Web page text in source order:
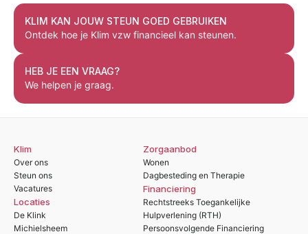
KLIM KAN JOUW STEUN GOED GEBRUIKEN
Ontdek hoe je Klim vzw financieel kan steunen.
HEB JE EEN VRAAG?
We helpen je graag.
Klim
Over ons
Steun ons
Vacatures
Locaties
De Klink
Michielsheem
Zorgaanbod
Wonen
Dagbesteding en Therapie
Financiering
Rechtstreeks Toegankelijke
Hulpverlening (RTH)
Persoonsvolgende Financiering